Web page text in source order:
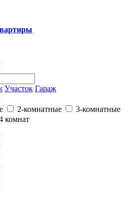
Участок Гараж
2-комнатные
3-комнатные
комнат